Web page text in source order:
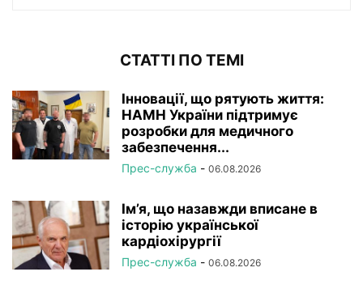
СТАТТІ ПО ТЕМІ
Інновації, що рятують життя:
НАМН України підтримує
розробки для медичного
забезпечення...
Прес-служба - 06.08.2026
Ім’я, що назавжди вписане в
історію української
кардіохірургії
Прес-служба - 06.08.2026